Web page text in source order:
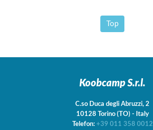
Top
Koobcamp S.r.l.
C.so Duca degli Abruzzi, 2
10128
Torino (TO) - Italy
Telefon: +39 011 358 0012